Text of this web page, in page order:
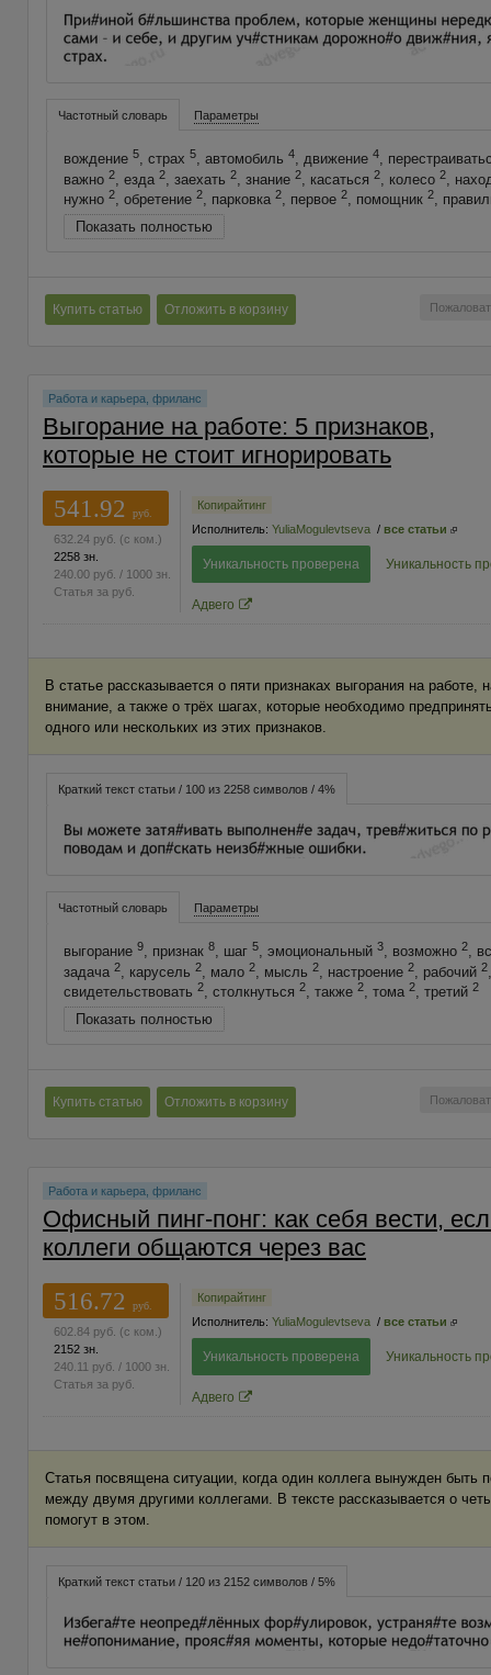
Частотный словарь Параметры
вождение 5, страх 5, автомобиль 4, движение 4,
важно 2, езда 2, заехать 2, знание 2, касаться 2, колесо 2,
нужно 2, обретение 2, парковка 2, первое 2, помощник 2,
Показать полностью
Купить статью Отложить в корзину
Работа и карьера, фриланс
Выгорание на работе: 5 признаков,
которые не стоит игнорировать
541.92
руб.
632.24 руб. (с ком.)
2258 зн.
240.00 руб. / 1000 зн.
Статья за руб.
Копирайтинг
Исполнитель: YuliaMogulevtseva / все статьи
Уникальность проверена Уникальность
Адвего
В статье рассказывается о пяти признаках выгорания на работе,
внимание, а также о трёх шагах, которые необходимо
одного или нескольких из этих признаков.
Краткий текст статьи / 100 из 2258 символов / 4%
Частотный словарь Параметры
выгорание 9, признак 8, шаг 5, эмоциональный 3, возможно 2,
задача 2, карусель 2, мало 2, мысль 2, настроение 2, рабочий 2
свидетельствовать 2, столкнуться 2, также 2, тома 2, третий 2
Показать полностью
Купить статью Отложить в корзину
Работа и карьера, фриланс
Офисный пинг-понг: как себя вести,
коллеги общаются через вас
516.72
руб.
602.84 руб. (с ком.)
2152 зн.
240.11 руб. / 1000 зн.
Статья за руб.
Копирайтинг
Исполнитель: YuliaMogulevtseva / все статьи
Уникальность проверена Уникальность
Адвего
Статья посвящена ситуации, когда один коллега вынужден быть
между двумя другими коллегами. В тексте рассказывается о
помогут в этом.
Краткий текст статьи / 120 из 2152 символов / 5%